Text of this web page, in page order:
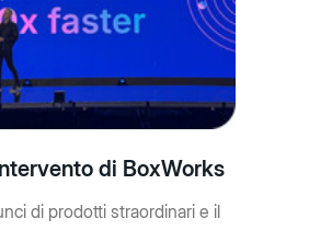
di BoxWorks
di prodotti straordinari e il